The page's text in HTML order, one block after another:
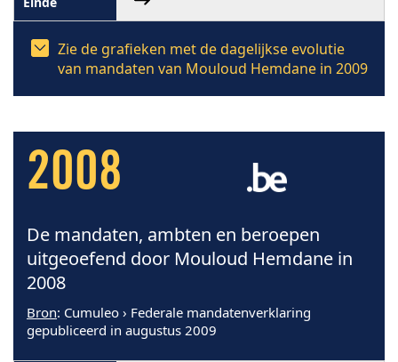
Zie de grafieken met de dagelijkse evolutie
van mandaten van Mouloud Hemdane in 2009
2008
De mandaten, ambten en beroepen
uitgeoefend door Mouloud Hemdane in
2008
Bron: Cumuleo › Federale mandatenverklaring
gepubliceerd in augustus 2009